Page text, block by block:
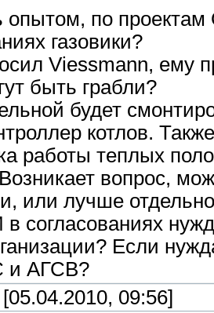
опытом, по
газовики?
Viessmann, ему
быть грабли?
будет
котлов.
работы теплых
вопрос,
или лучше
согласованиях
Если
АГСВ?
[05.04.2010, 09:56]